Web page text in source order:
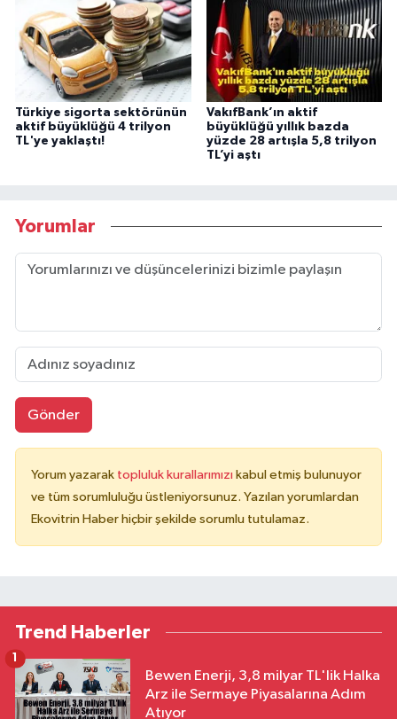
Türkiye sigorta sektörünün
aktif büyüklüğü 4 trilyon
TL'ye yaklaştı!
VakıfBank’ın aktif
büyüklüğü yıllık bazda
yüzde 28 artışla 5,8 trilyon
TL’yi aştı
Yorumlar
Gönder
Yorum yazarak topluluk kurallarımızı kabul etmiş bulunuyor
ve tüm sorumluluğu üstleniyorsunuz. Yazılan yorumlardan
Ekovitrin Haber hiçbir şekilde sorumlu tutulamaz.
Trend Haberler
Bewen Enerji, 3,8 milyar TL'lik Halka
Arz ile Sermaye Piyasalarına Adım
Atıyor
1